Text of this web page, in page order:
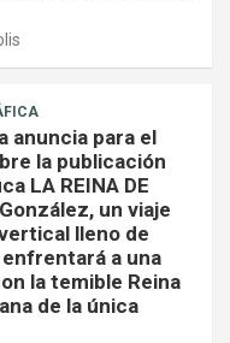
anuncia para el
la publicación
LA REINA DE
un viaje
lleno de
a una
la temible Reina
de la única